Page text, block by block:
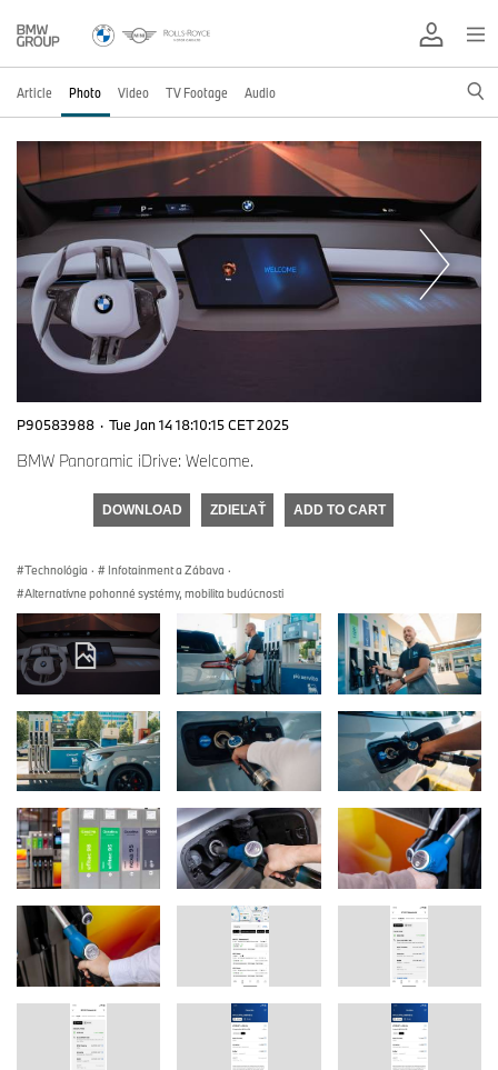
Article Photo Video TV Footage Audio
P90583988 · Tue Jan 14 18:10:15 CET 2025
BMW Panoramic iDrive: Welcome.
DOWNLOAD ZDIEĽAŤ ADD TO CART
Technológia · Infotainment a Zábava ·
Alternatívne pohonné systémy, mobilita budúcnosti